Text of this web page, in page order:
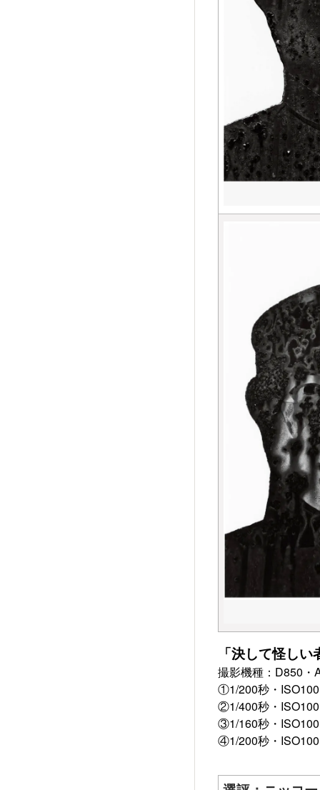
「決して怪し
撮影機種：D850・
①1/200秒・ISO100
②1/400秒・ISO100
③1/160秒・ISO100
④1/200秒・ISO100